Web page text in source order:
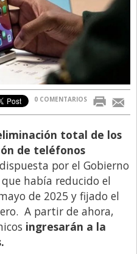
0 COMENTARIOS
total de los
de teléfonos
por el Gobierno
que había reducido el
de 2025 y fijado el
A partir de ahora,
ingresarán a la